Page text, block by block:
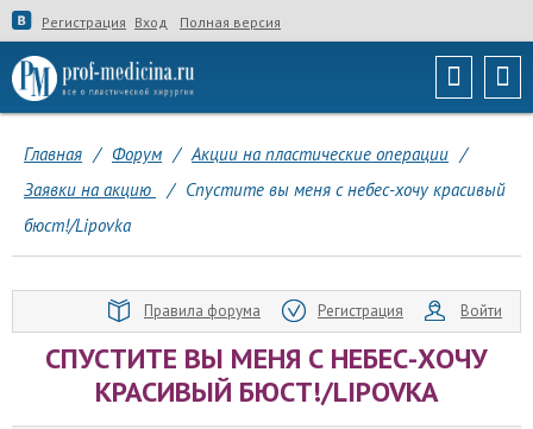
Регистрация Вход Полная версия
Главная / Форум / Акции на пластические операции /
Заявки на акцию
/ Спустите вы меня с небес-хочу красивый
бюст!/Lipovka
Правила форума Регистрация Войти
СПУСТИТЕ ВЫ МЕНЯ С НЕБЕС-ХОЧУ
КРАСИВЫЙ БЮСТ!/LIPOVKA